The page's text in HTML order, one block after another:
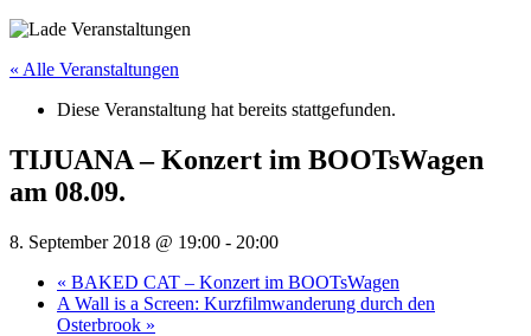
« Alle Veranstaltungen
Diese Veranstaltung hat bereits stattgefunden.
TIJUANA – Konzert im BOOTsWagen
am 08.09.
8. September 2018 @ 19:00 - 20:00
« BAKED CAT – Konzert im BOOTsWagen
A Wall is a Screen: Kurzfilmwanderung durch den
Osterbrook »